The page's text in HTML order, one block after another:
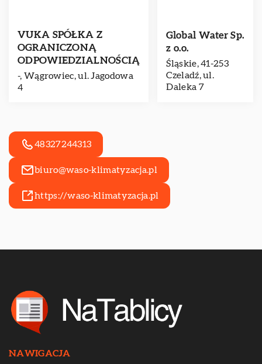
VUKA SPÓŁKA Z
OGRANICZONĄ
ODPOWIEDZIALNOŚCIĄ
-, Wągrowiec, ul. Jagodowa
4
Global Water Sp.
z o.o.
Śląskie, 41-253
Czeladź, ul.
Daleka 7
48327244313
biuro@waso-klimatyzacja.pl
https://waso-klimatyzacja.pl
NAWIGACJA